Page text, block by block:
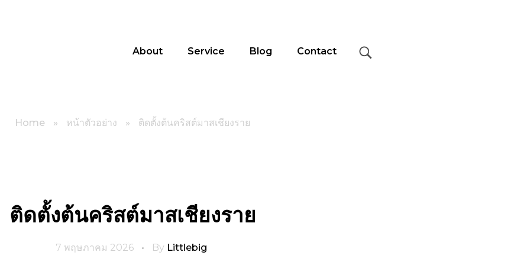
About Service Blog Contact
Home » หน้าตัวอย่าง » ติดตั้งต้นคริสต์มาสเชียงราย
ติดตั้งต้นคริสต์มาสเชียงราย
7 พฤษภาคม 2026 By Littlebig